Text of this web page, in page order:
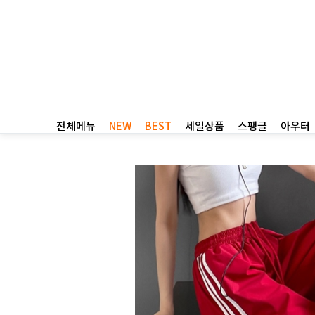
전체메뉴 NEW BEST 세일상품 스팽글 아우터